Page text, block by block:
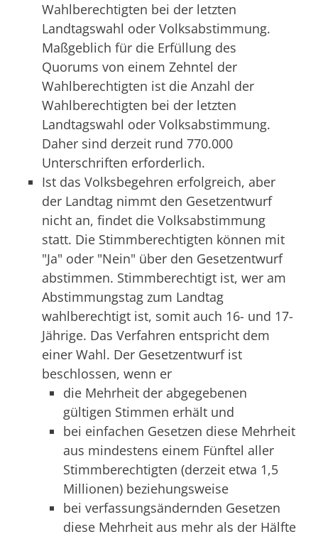
Wahlberechtigten bei der letzten
Landtagswahl oder Volksabstimmung.
Maßgeblich für die Erfüllung des
Quorums von einem Zehntel der
Wahlberechtigten ist die Anzahl der
Wahlberechtigten bei der letzten
Landtagswahl oder Volksabstimmung.
Daher sind derzeit rund 770.000
Unterschriften erforderlich.
Ist das Volksbegehren erfolgreich, aber
der Landtag nimmt den Gesetzentwurf
nicht an, findet die Volksabstimmung
statt. Die Stimmberechtigten können mit
"Ja" oder "Nein" über den Gesetzentwurf
abstimmen. Stimmberechtigt ist, wer am
Abstimmungstag zum Landtag
wahlberechtigt ist, somit auch 16- und 17-
Jährige. Das Verfahren entspricht dem
einer Wahl. Der Gesetzentwurf ist
beschlossen, wenn er
die Mehrheit der abgegebenen
gültigen Stimmen erhält und
bei einfachen Gesetzen diese Mehrheit
aus mindestens einem Fünftel aller
Stimmberechtigten (derzeit etwa 1,5
Millionen) beziehungsweise
bei verfassungsändernden Gesetzen
diese Mehrheit aus mehr als der Hälfte